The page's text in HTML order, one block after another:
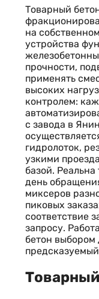
Товарный
на
устройства
прочности,
применять
высоких
контролем:
с завода в
гидролоток,
узкими
базой.
день
миксеров
пиковых
соответствие
запросу.
бетон